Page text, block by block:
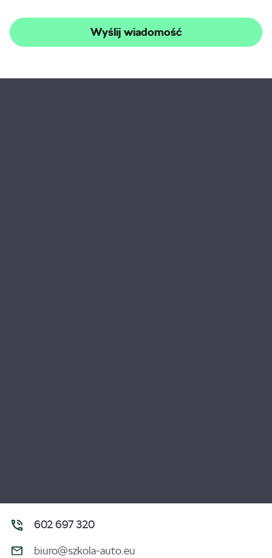
602 697 320
biuro@szkola-auto.eu